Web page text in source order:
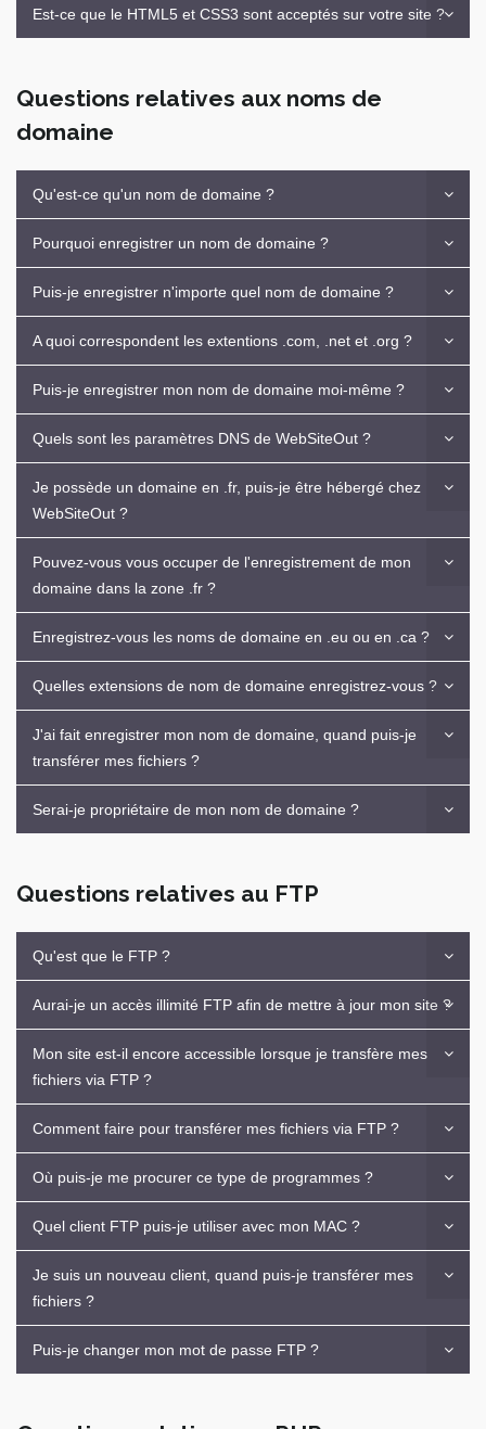
Est-ce que le HTML5 et CSS3 sont acceptés sur votre site ?
Questions relatives aux noms de
domaine
Qu'est-ce qu'un nom de domaine ?
Pourquoi enregistrer un nom de domaine ?
Puis-je enregistrer n'importe quel nom de domaine ?
A quoi correspondent les extentions .com, .net et .org ?
Puis-je enregistrer mon nom de domaine moi-même ?
Quels sont les paramètres DNS de WebSiteOut ?
Je possède un domaine en .fr, puis-je être hébergé chez
WebSiteOut ?
Pouvez-vous vous occuper de l'enregistrement de mon
domaine dans la zone .fr ?
Enregistrez-vous les noms de domaine en .eu ou en .ca ?
Quelles extensions de nom de domaine enregistrez-vous ?
J'ai fait enregistrer mon nom de domaine, quand puis-je
transférer mes fichiers ?
Serai-je propriétaire de mon nom de domaine ?
Questions relatives au FTP
Qu'est que le FTP ?
Aurai-je un accès illimité FTP afin de mettre à jour mon site ?
Mon site est-il encore accessible lorsque je transfère mes
fichiers via FTP ?
Comment faire pour transférer mes fichiers via FTP ?
Où puis-je me procurer ce type de programmes ?
Quel client FTP puis-je utiliser avec mon MAC ?
Je suis un nouveau client, quand puis-je transférer mes
fichiers ?
Puis-je changer mon mot de passe FTP ?